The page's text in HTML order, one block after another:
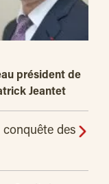
président de
Jeantet
des